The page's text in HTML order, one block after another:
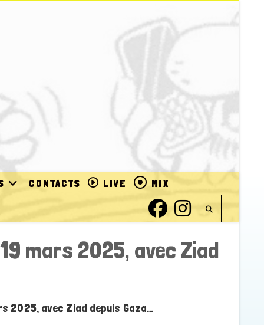
CONTACTS LIVE MIX
mars 2025, avec Ziad
2025, avec Ziad depuis Gaza…